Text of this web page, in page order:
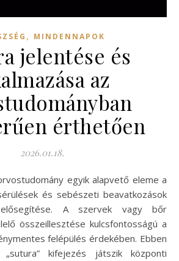
, MINDENNAPOK
jelentése és
az
érthetően
2026.01.18.
és sebészeti beavatkozások
A szervek vagy bőr
összeillesztése kulcsfontosságú a
felépülés érdekében. Ebben
kifejezés játszik központi